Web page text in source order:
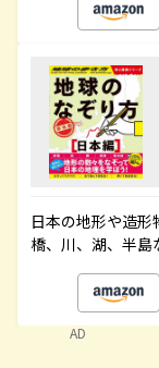
日本の地形や造
橋、川、湖、半島
AD